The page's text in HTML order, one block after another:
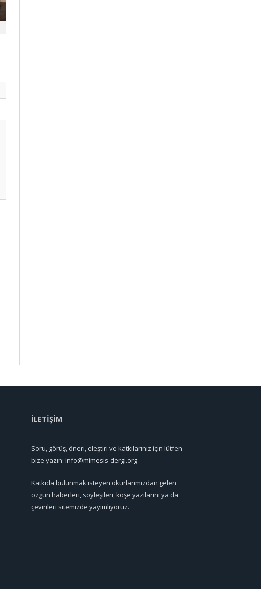
İLETİŞİM
Soru, görüş, öneri, eleştiri ve katkılarınız için lütfen
bize yazın: info@mimesis-dergi.org
Katkıda bulunmak isteyen okurlarımızdan gelen
özgün haberleri, söyleşileri, köşe yazılarını ya da
çevirileri sitemizde yayımlıyoruz.